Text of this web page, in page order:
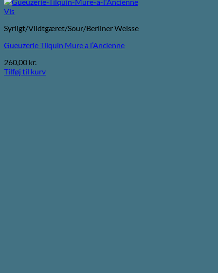
Vis
Syrligt/Vildtgæret/Sour/Berliner Weisse
Gueuzerie Tilquin Mure a l’Ancienne
260,00 kr.
Tilføj til kurv